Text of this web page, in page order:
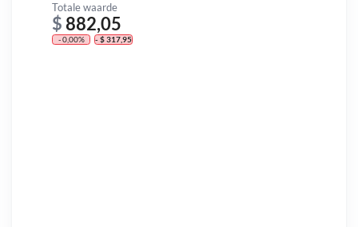
Totale waarde
$ 882,05
- 0,00% - $ 317,95